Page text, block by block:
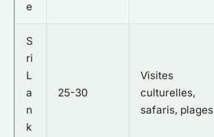
e
S
ri
L
a
n
k
25-30
Visites
culturelles,
safaris, plages